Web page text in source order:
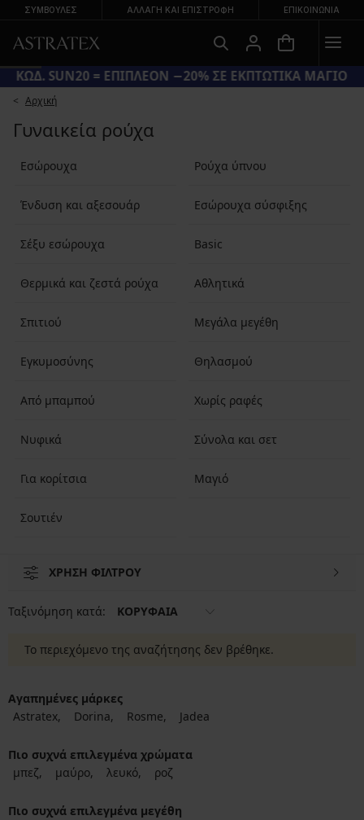
ΣΥΜΒΟΥΛΕΣ ΑΛΛΑΓΉ ΚΑΙ ΕΠΙΣΤΡΟΦΉ ΕΠΙΚΟΙΝΩΝΊΑ
ΚΩΔ. SUN20 = ΕΠΙΠΛΕΟΝ −20% ΣΕ ΕΚΠΤΩΤΙΚΑ ΜΑΓΙΟ
Αρχική
Γυναικεία ρούχα
Εσώρουχα Ρούχα ύπνου
Ένδυση και αξεσουάρ Εσώρουχα σύσφιξης
Σέξυ εσώρουχα Basic
Θερμικά και ζεστά ρούχα Αθλητικά
Σπιτιού Μεγάλα μεγέθη
Εγκυμοσύνης Θηλασμού
Από μπαμπού Χωρίς ραφές
Νυφικά Σύνολα και σετ
Για κορίτσια Μαγιό
Σουτιέν
ΧΡΗΣΗ ΦΙΛΤΡΟΥ
Ταξινόμηση κατά: ΚΟΡΥΦΑΙΑ
Το περιεχόμενο της αναζήτησης δεν βρέθηκε.
Αγαπημένες μάρκες
Astratex
Dorina Rosme Jadea
Πιο συχνά επιλεγμένα χρώματα
μπεζ
μαύρο λευκό ροζ
Πιο συχνά επιλεγμένα μεγέθη